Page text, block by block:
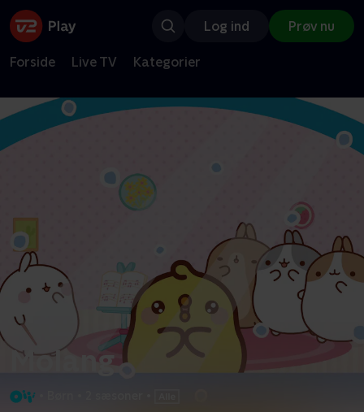
Log ind Prøv nu
Forside Live TV Kategorier
Molang